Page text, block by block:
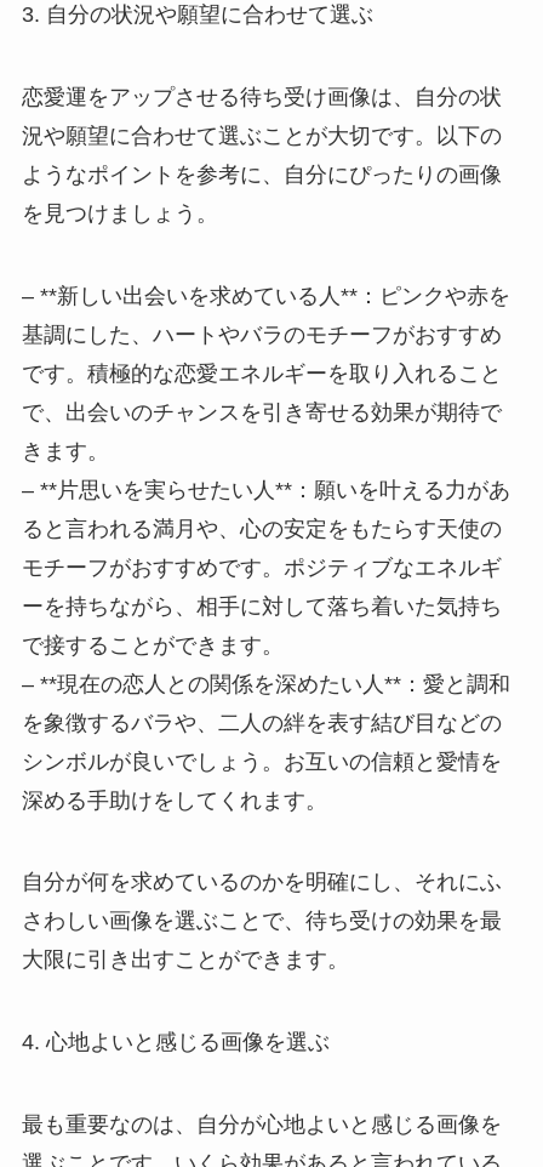
3. 自分の状況や願望に合わせて選ぶ
恋愛運をアップさせる待ち受け画像は、自分の状
況や願望に合わせて選ぶことが大切です。以下の
ようなポイントを参考に、自分にぴったりの画像
を見つけましょう。
– **新しい出会いを求めている人**：ピンクや赤を
基調にした、ハートやバラのモチーフがおすすめ
です。積極的な恋愛エネルギーを取り入れること
で、出会いのチャンスを引き寄せる効果が期待で
きます。
– **片思いを実らせたい人**：願いを叶える力があ
ると言われる満月や、心の安定をもたらす天使の
モチーフがおすすめです。ポジティブなエネルギ
ーを持ちながら、相手に対して落ち着いた気持ち
で接することができます。
– **現在の恋人との関係を深めたい人**：愛と調和
を象徴するバラや、二人の絆を表す結び目などの
シンボルが良いでしょう。お互いの信頼と愛情を
深める手助けをしてくれます。
自分が何を求めているのかを明確にし、それにふ
さわしい画像を選ぶことで、待ち受けの効果を最
大限に引き出すことができます。
4. 心地よいと感じる画像を選ぶ
最も重要なのは、自分が心地よいと感じる画像を